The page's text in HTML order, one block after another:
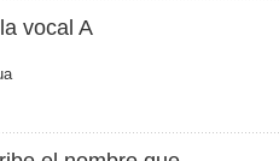
vocal A